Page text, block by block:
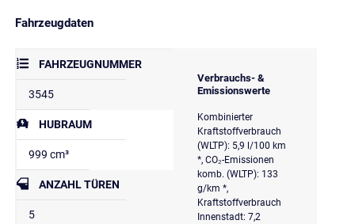
Fahrzeugdaten
FAHRZEUGNUMMER
3545
HUBRAUM
999 cm³
ANZAHL TÜREN
5
Verbrauchs- &
Emissionswerte
Kombinierter
Kraftstoffverbrauch
(WLTP): 5,9 l/100 km
*, CO₂-Emissionen
komb. (WLTP): 133
g/km *,
Kraftstoffverbrauch
Innenstadt: 7,2